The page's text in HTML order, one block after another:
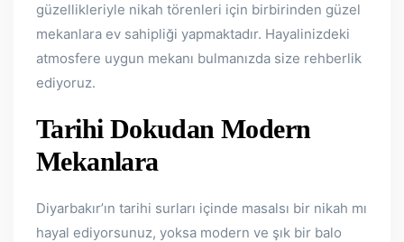
güzellikleriyle nikah törenleri için birbirinden güzel
mekanlara ev sahipliği yapmaktadır. Hayalinizdeki
atmosfere uygun mekanı bulmanızda size rehberlik
ediyoruz.
Tarihi Dokudan Modern
Mekanlara
Diyarbakır’ın tarihi surları içinde masalsı bir nikah mı
hayal ediyorsunuz, yoksa modern ve şık bir balo